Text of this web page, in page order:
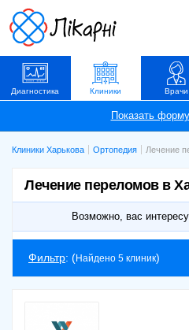
Диагностика Клиники Врачи
Клиники Харькова Ортопедия Лечение
Лечение переломов в
Возможно, вас
Фильтр: (Найдено 5 клиник)